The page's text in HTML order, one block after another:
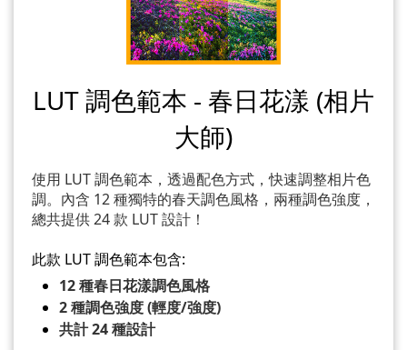
LUT 調色範本 - 春日花漾 (相片
大師)
使用 LUT 調色範本，透過配色方式，快速調整相片色
調。內含 12 種獨特的春天調色風格，兩種調色強度，
總共提供 24 款 LUT 設計！
此款 LUT 調色範本包含:
12 種春日花漾調色風格
2 種調色強度 (輕度/強度)
共計 24 種設計